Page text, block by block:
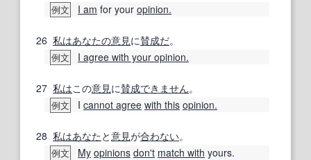
例文 I am for your opinion.
26 私はあなたの意見に賛成だ。
例文 I agree with your opinion.
27 私はこの意見に賛成できません。
例文 I cannot agree with this opinion.
28 私はあなたと意見が合わない。
例文 My opinions don't match with yours.